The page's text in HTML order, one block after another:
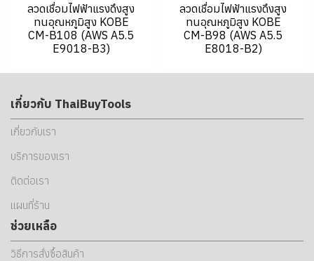
ลวดเชื่อมไฟฟ้าแรงดึงสูง
ทนอุณหภูมิสูง KOBE
CM-B108 (AWS A5.5
E9018-B3)
ลวดเชื่อมไฟฟ้าแรงดึงสูง
ทนอุณหภูมิสูง KOBE
CM-B98 (AWS A5.5
E8018-B2)
เกี่ยวกับ ThaiBuyTools
เกี่ยวกับเรา
บริการของเรา
ติดต่อเรา
แผนที่ร้าน
ช่วยเหลือ
วิธีการสั่งซื้อสินค้า